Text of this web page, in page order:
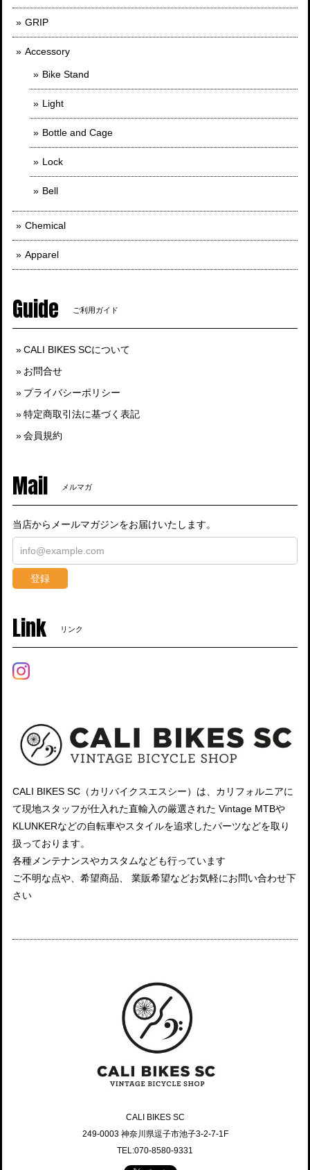
GRIP
Accessory
Bike Stand
Light
Bottle and Cage
Lock
Bell
Chemical
Apparel
Guide ご利用ガイド
CALI BIKES SCについて
お問合せ
プライバシーポリシー
特定商取引法に基づく表記
会員規約
Mail メルマガ
当店からメールマガジンをお届けいたします。
登録
Link リンク
CALI BIKES SC（カリバイクスエスシー）は、カリフォルニアに
て現地スタッフが仕入れた直輸入の厳選された Vintage MTBや
KLUNKERなどの自転車やスタイルを追求したパーツなどを取り
扱っております。
各種メンテナンスやカスタムなども行っています
ご不明な点や、希望商品、 業販希望などお気軽にお問い合わせ下
さい
CALI BIKES SC
249-0003 神奈川県逗子市池子3-2-7-1F
TEL:070-8580-9331